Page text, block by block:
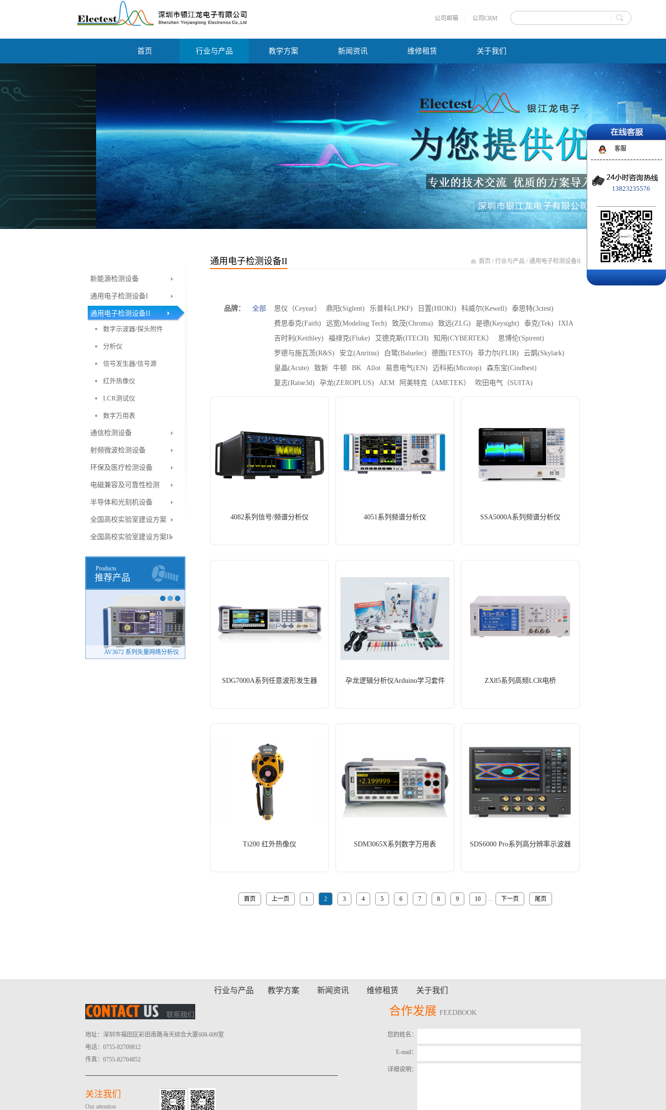
公司邮箱 公司CRM
首页 行业与产品 教学方案 新闻资讯 维修租赁 关于我们
新能源检测设备
通用电子检测设备I
通用电子检测设备II
数字示波器/探头附件
分析仪
信号发生器/信号源
红外热像仪
LCR测试仪
数字万用表
通信检测设备
射频微波检测设备
环保及医疗检测设备
电磁兼容及可靠性检测
半导体和光刻机设备
全国高校实验室建设方案
全国高校实验室建设方案II
推荐产品
Products
AV3672 系列矢量网络分析仪
通用电子检测设备II 首页 / 行业与产品 / 通用电子检测设备II
品牌： 全部 思仪（Ceyear） 鼎阳(Siglent) 乐普科(LPKF) 日置(HIOKI) 科威尔(Kewell)
泰思特(3ctest)
费思泰克(Faith)
远宽(Modeling Tech) 致茂(Chroma) 致远(ZLG) 是德(Keysight) 泰克(Tek)
IXIA
吉时利(Keithley)
福禄克(Fluke) 艾德克斯(ITECH) 知用(CYBERTEK）
思博伦(Spirent)
罗德与施瓦茨(R&S)
安立(Anritsu) 白鹭(Baluelec) 德图(TESTO) 菲力尔(FLIR)
云鹊(Skylark)
皇晶(Acute)
致新 牛顿 BK Allot 易恩电气(EN) 迈科拓(Micotop)
森东宝(Cindbest)
复志(Raise3d)
孕龙(ZEROPLUS) AEM 阿美特克（AMETEK） 吹田电气（SUITA)
4082系列信号/频谱分析仪 4051系列频谱分析仪 SSA5000A系列频谱分析仪
SDG7000A系列任意波形发生器 孕龙逻辑分析仪Arduino学习套件 ZX85系列高频LCR电桥
Ti200 红外热像仪 SDM3065X系列数字万用表 SDS6000 Pro系列高分辨率示波器
首页 上一页 1 2 3 4 5 6 7 8 9 10 ... 下一页 尾页
行业与产品 教学方案 新闻资讯 维修租赁 关于我们
地址：深圳市福田区彩田南路海天综合大厦608-609室
电话：0755-82709812
传真：0755-82704852
您的姓名：
E-mail：
详细说明：
合作发展 FEEDBOOK
关注我们
Our attention
X
客服
13823235576